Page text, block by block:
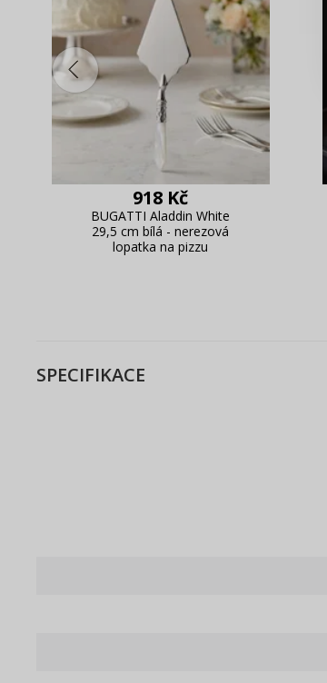
918 Kč
BUGATTI Aladdin White
29,5 cm bílá - nerezová
lopatka na pizzu
SPECIFIKACE